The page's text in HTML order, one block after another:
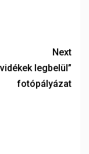
Next
legbelül”
fotópályázat